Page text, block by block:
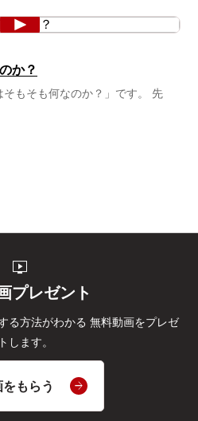
か？
もそも何なのか？」です。 先
live_tv
プレゼント
る方法がわかる 無料動画をプレゼ
します。
もらう